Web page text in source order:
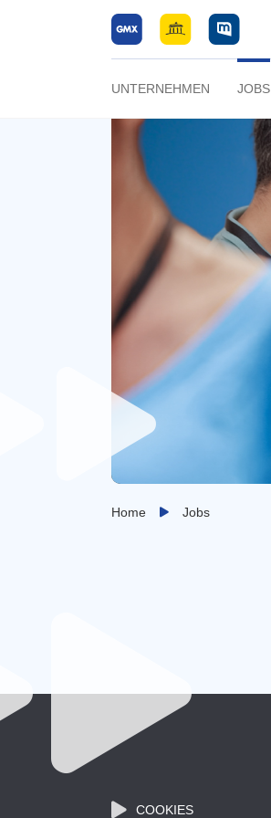
UNTERNEHMEN JOBS
Home Jobs
COOKIES